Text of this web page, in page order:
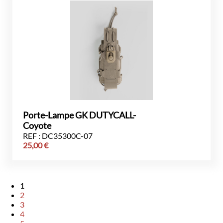
Porte-Lampe GK DUTYCALL-
Coyote
REF : DC35300C-07
25,00€
1
2
3
4